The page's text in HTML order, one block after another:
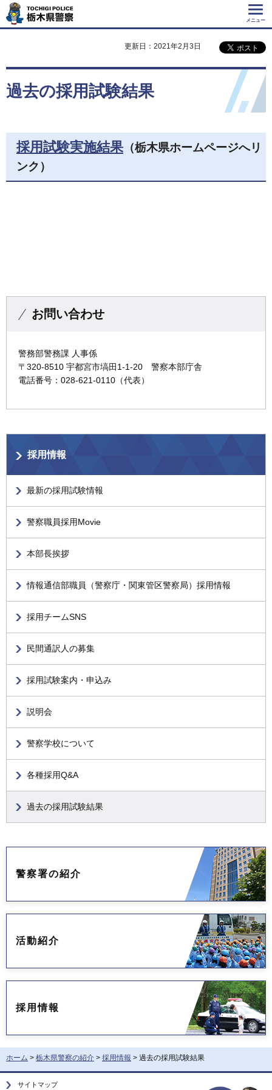
Tochigi Police 栃
木県警察
メニュー
更新日：2021年2月3日
過去の採用試験結果
採用試験実施結果 （栃木県ホームページへリ
ンク）
お問い合わせ
警務部警務課 人事係
〒320-8510 宇都宮市塙田1-1-20 警察本部庁舎
電話番号：028-621-0110（代表）
採用情報
最新の採用試験情報
警察職員採用Movie
本部長挨拶
情報通信部職員（警察庁・関東管区警察局）採用情報
採用チームSNS
民間通訳人の募集
採用試験案内・申込み
説明会
警察学校について
各種採用Q&A
過去の採用試験結果
警察署の紹介
活動紹介
採用情報
ホーム > 栃木県警察の紹介 > 採用情報 > 過去の採用試験結果
サイトマップ